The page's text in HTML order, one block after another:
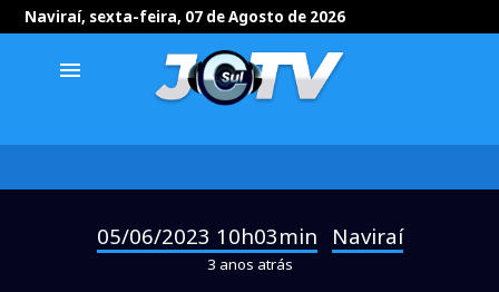
Naviraí, sexta-feira, 07 de Agosto de 2026
menu
05/06/2023 10h03min Naviraí
3 anos atrás